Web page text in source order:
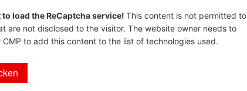
load the ReCaptcha service! This content is not permitted to
are not disclosed to the visitor. The website owner needs to
to add this content to the list of technologies used.